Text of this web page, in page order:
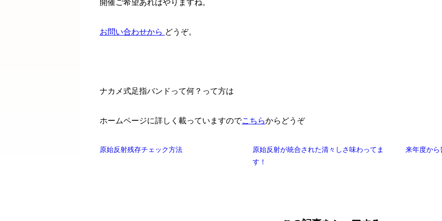
開催ご希望あればやりますね。
お問い合わせから どうぞ。
ナカメ式足指バンドって何？って方は
ホームページに詳しく載っていますのでこちらからどうぞ
原始反射残存チェック方法
原始反射が統合された清々しさ味わってま
す！
来年度から